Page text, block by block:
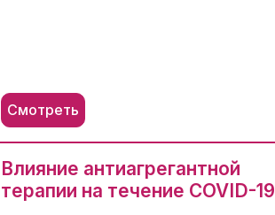
Смотреть
Влияние антиагрегантной
терапии на течение COVID-19